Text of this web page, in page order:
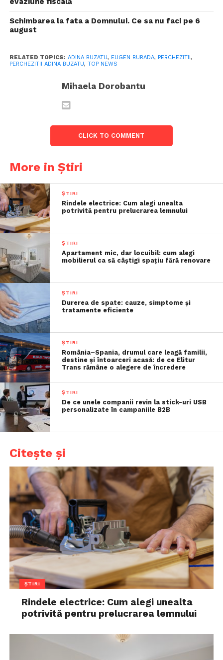
Schimbarea la fata a Domnului. Ce sa nu faci pe 6
august
RELATED TOPICS: ADINA BUZATU, EUGEN BURADA, PERCHEZITII,
PERCHEZITII ADINA BUZATU, TOP NEWS
Mihaela Dorobantu
CLICK TO COMMENT
More in Știri
ȘTIRI
Rindele electrice: Cum alegi unealta
potrivită pentru prelucrarea lemnului
ȘTIRI
Apartament mic, dar locuibil: cum alegi
mobilierul ca să câștigi spațiu fără renovare
ȘTIRI
Durerea de spate: cauze, simptome și
tratamente eficiente
ȘTIRI
România–Spania, drumul care leagă familii,
destine și întoarceri acasă: de ce Elitur
Trans rămâne o alegere de încredere
ȘTIRI
De ce unele companii revin la stick-uri USB
personalizate în campaniile B2B
Citește și
ȘTIRI
Rindele electrice: Cum alegi unealta
potrivită pentru prelucrarea lemnului